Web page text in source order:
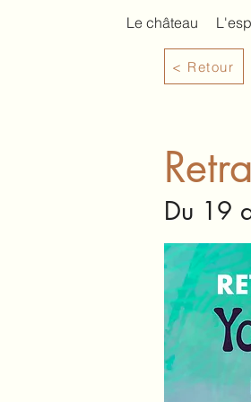
Le château
< Retour
Du 19